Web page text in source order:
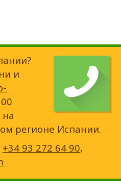
и
регионе Испании.
+34 93 272 64 90,